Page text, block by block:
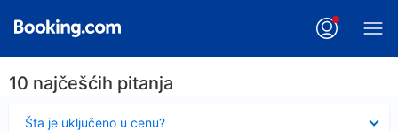
10 najčešćih pitanja
Šta je uključeno u cenu?
Sažeto